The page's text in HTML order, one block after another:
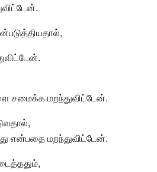
சமைக்க மறந்துவிட்டேன்.
என்பதை மறந்துவிட்டேன்.